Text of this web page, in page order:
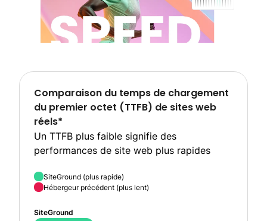
Comparaison du temps de chargement
du premier octet (TTFB) de sites web
réels*
Un TTFB plus faible signifie des
performances de site web plus rapides
SiteGround (plus rapide)
Hébergeur précédent (plus lent)
SiteGround